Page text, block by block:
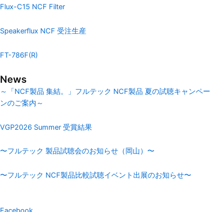
Flux-C15 NCF Filter
Speakerflux NCF 受注生産
FT-786F(R)
News
～「NCF製品 集結。」フルテック NCF製品 夏の試聴キャンペー
ンのご案内～
VGP2026 Summer 受賞結果
〜フルテック 製品試聴会のお知らせ（岡山）〜
〜フルテック NCF製品比較試聴イベント出展のお知らせ〜